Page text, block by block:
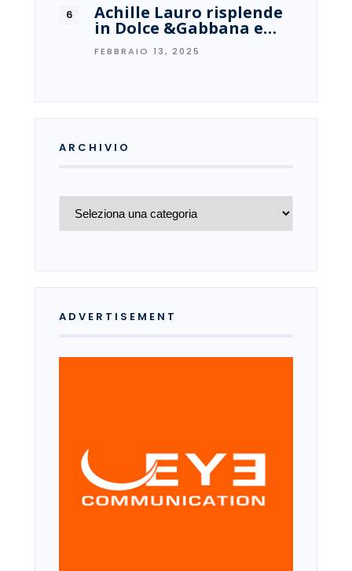
Achille Lauro risplende
in Dolce &Gabbana e…
FEBBRAIO 13, 2025
ARCHIVIO
Archivio
ADVERTISEMENT